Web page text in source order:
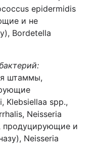
epidermidis
и не
Bordetella
штаммы,
Klebsiellaa spp.,
Neisseria
продуцирующие и
Neisseria